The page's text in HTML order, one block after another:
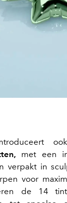
met een
verpakt in
voor
de 14